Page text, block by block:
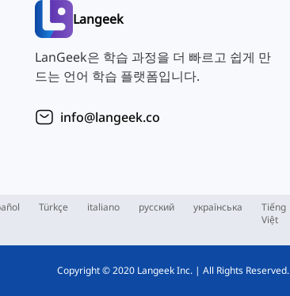
Langeek
LanGeek은 학습 과정을 더 빠르고 쉽게 만
드는 언어 학습 플랫폼입니다.
info@langeek.co
Türkçe italiano русский українська
Tiếng
Việt
Copyright © 2020 Langeek Inc. | All Rights Reserved.